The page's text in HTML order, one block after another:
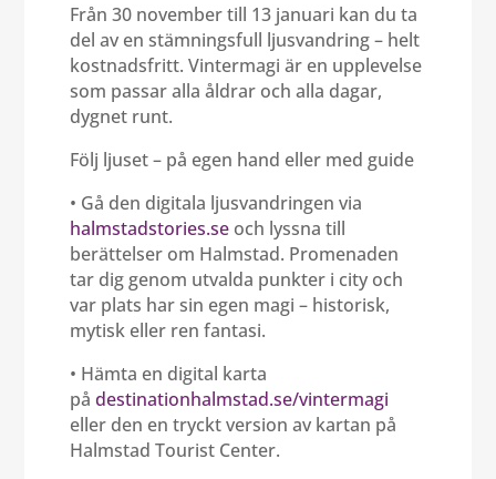
Från 30 november till 13 januari kan du ta
del av en stämningsfull ljusvandring – helt
kostnadsfritt. Vintermagi är en upplevelse
som passar alla åldrar och alla dagar,
dygnet runt.
Följ ljuset – på egen hand eller med guide
• Gå den digitala ljusvandringen via
halmstadstories.seoch lyssna till
berättelser om Halmstad. Promenaden
tar dig genom utvalda punkter i city och
var plats har sin egen magi – historisk,
mytisk eller ren fantasi.
• Hämta en digital karta
på destinationhalmstad.se/vintermagi
eller den en tryckt version av kartan på
Halmstad Tourist Center.